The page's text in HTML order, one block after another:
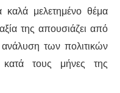
καλά μελετημένο θέμα
της απουσιάζει από
ανάλυση των πολιτικών
τους μήνες της